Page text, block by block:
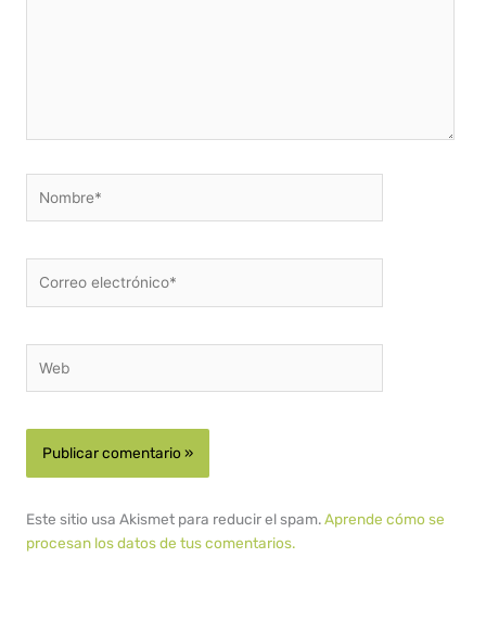
electrónico*
Este sitio usa Akismet para reducir el spam.Aprende cómo se
procesan los datos de tus comentarios.